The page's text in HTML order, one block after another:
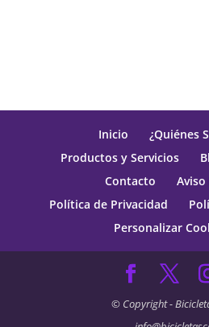
Inicio
¿Quiénes
Productos y Servicios
Contacto
Aviso
Política de Privacidad
Personalizar
© Copyright -